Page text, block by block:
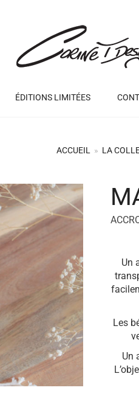
ÉDITIONS LIMITÉES
ACCUEIL » LA
Un
Les
Un